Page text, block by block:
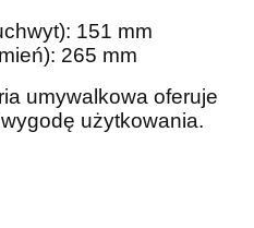
151 mm
265 mm
umywalkowa oferuje
użytkowania.